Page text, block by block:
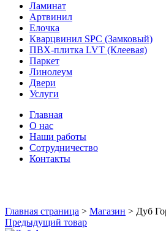
Ламинат
Артвинил
Елочка
Кварцвинил SPC (Замковый)
ПВХ-плитка LVT (Клеевая)
Паркет
Линолеум
Двери
Услуги
Главная
О нас
Наши работы
Сотрудничество
Контакты
Главная страница > Магазин > Дуб
Предыдущий товар